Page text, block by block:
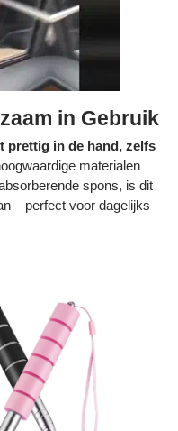
in Gebruik
prettig in de hand, zelfs
materialen
spons, is dit
– perfect voor dagelijks